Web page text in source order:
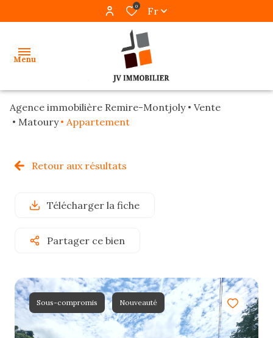
0 Fr
Menu
accueil
locations
gestion
neufs
e-
mail
estimation
Agence immobilière Remire-Montjoly
Vente
Matoury
Appartement
Retour aux résultats
Télécharger la fiche
Partager ce bien
Sous-compromis Nouveauté